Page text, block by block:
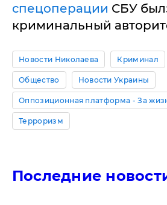
спецоперации СБУ
криминальный
Новости Николаева Криминал
Общество Новости Украины
Оппозиционная платформа - За
Терроризм
Последние